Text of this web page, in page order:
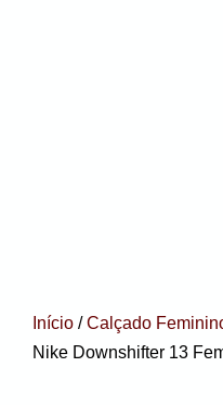
Início /Calçado
Nike Downshifter 13